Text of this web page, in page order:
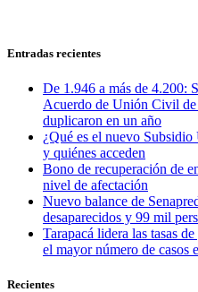
Entradas recientes
De 1.946 a más de 4.200:
Acuerdo de Unión Civil de
duplicaron en un año
¿Qué es el nuevo
y quiénes acceden
Bono de recuperación de
nivel de afectación
Nuevo balance de
desaparecidos y 99 mil
Tarapacá lidera las tasas
el mayor número de casos
Recientes